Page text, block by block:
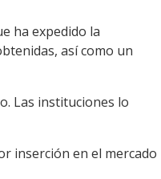
ha expedido la
así como un
Las instituciones lo
inserción en el mercado